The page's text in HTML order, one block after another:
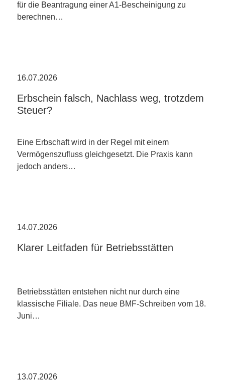
für die Beantragung einer A1-Bescheinigung zu
berechnen…
16.07.2026
Erbschein falsch, Nachlass weg, trotzdem
Steuer?
Eine Erbschaft wird in der Regel mit einem
Vermögenszufluss gleichgesetzt. Die Praxis kann
jedoch anders…
14.07.2026
Klarer Leitfaden für Betriebsstätten
Betriebsstätten entstehen nicht nur durch eine
klassische Filiale. Das neue BMF-Schreiben vom 18.
Juni…
13.07.2026